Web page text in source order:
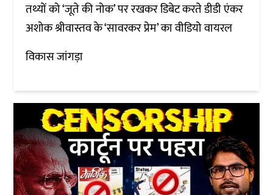
तथ्यों को ‘जूते की नोक’ पर रखकर डिबेट करते डीडी एंकर
अशोक श्रीवास्तव के ‘सावरकर प्रेम’ का वीडियो वायरल
विकास जांगड़ा